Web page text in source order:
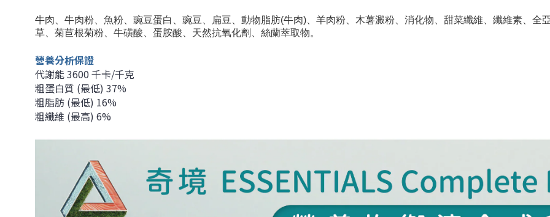
牛肉、牛肉粉、魚粉、豌豆蛋白、豌豆、扁豆、動物脂肪(牛肉)、羊肉粉、木薯澱粉、消化物、甜菜纖維、纖維素、全
草、菊苣根菊粉、牛磺酸、蛋胺酸、天然抗氧化劑、絲蘭萃取物。
營養分析保證
代謝能 3600 千卡/千克
粗蛋白質 (最低) 37%
粗脂肪 (最低) 16%
粗纖維 (最高) 6%